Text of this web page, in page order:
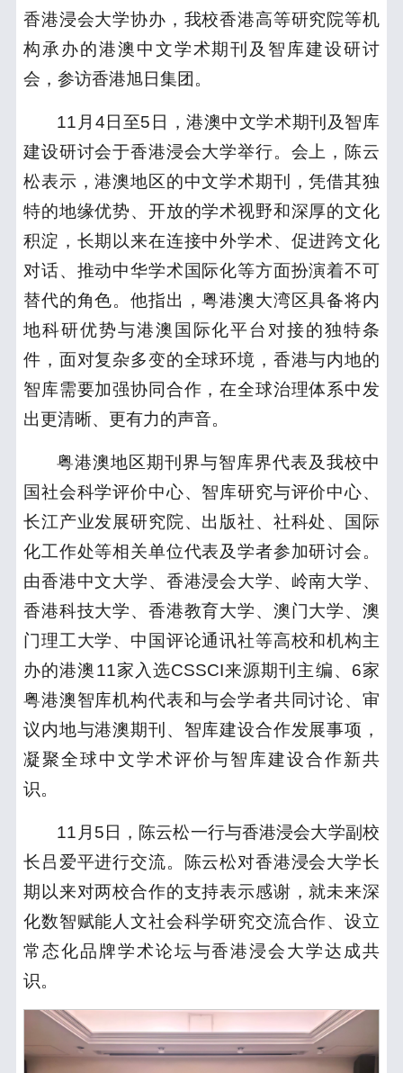
香港浸会大学协办，我校香港高等研究院等机
构承办的港澳中文学术期刊及智库建设研讨
会，参访香港旭日集团。
11月4日至5日，港澳中文学术期刊及智库
建设研讨会于香港浸会大学举行。会上， 陈云
松表示，港澳地区的中文学术期刊，凭借其独
特的地缘优势、开放的学术视野和深厚的文化
积淀，长期以来在连接中外学术、促进跨文化
对话、推动中华学术国际化等方面扮演着不可
替代的角色。他指出，粤港澳大湾区具备将内
地科研优势与港澳国际化平台对接的独特条
件，面对复杂多变的全球环境，香港与内地的
智库需要加强协同合作，在全球治理体系中发
出更清晰、更有力的声音。
粤港澳地区期刊界与智库界代表及我校中
国社会科学评价中心、智库研究与评价中心、
长江产业发展研究院、出版社、社科处、国际
化工作处等相关单位代表及学者参加研讨会。
由香港中文大学、香港浸会大学、岭南大学、
香港科技大学、香港教育大学、澳门大学、澳
门理工大学、中国评论通讯社等高校和机构主
办的港澳11家入选CSSCI来源期刊主编、6家
粤港澳智库机构代表和与会学者共同讨论、审
议内地与港澳期刊、智库建设合作发展事项，
凝聚全球中文学术评价与智库建设合作新共
识。
11月5日，陈云松一行与香港浸会大学副校
长吕爱平进行交流。陈云松对香港浸会大学长
期以来对两校合作的支持表示感谢，就未来深
化数智赋能人文社会科学研究交流合作、设立
常态化品牌学术论坛与香港浸会大学达成共
识。